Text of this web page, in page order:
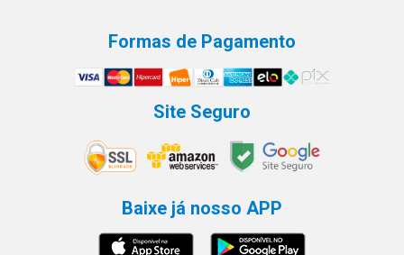
Formas de Pagamento
Site Seguro
Baixe já nosso APP